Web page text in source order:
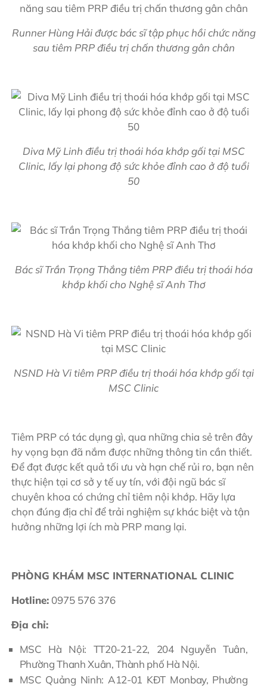
Runner Hùng Hải được bác sĩ tập phục hồi chức năng
sau tiêm PRP điều trị chấn thương gân chân
Diva Mỹ Linh điều trị thoái hóa khớp gối tại MSC
Clinic, lấy lại phong độ sức khỏe đỉnh cao ở độ tuổi
50
Bác sĩ Trần Trọng Thắng tiêm PRP điều trị thoái hóa
khớp khối cho Nghệ sĩ Anh Thơ
NSND Hà Vi tiêm PRP điều trị thoái hóa khớp gối tại
MSC Clinic
Tiêm PRP có tác dụng gì, qua những chia sẻ trên đây
hy vọng bạn đã nắm được những thông tin cần thiết.
Để đạt được kết quả tối ưu và hạn chế rủi ro, bạn nên
thực hiện tại cơ sở y tế uy tín, với đội ngũ bác sĩ
chuyên khoa có chứng chỉ tiêm nội khớp. Hãy lựa
chọn đúng địa chỉ để trải nghiệm sự khác biệt và tận
hưởng những lợi ích mà PRP mang lại.
PHÒNG KHÁM MSC INTERNATIONAL CLINIC
Hotline: 0975 576 376
Địa chỉ:
MSC Hà Nội: TT20-21-22, 204 Nguyễn Tuân,
Phường Thanh Xuân, Thành phố Hà Nội.
MSC Quảng Ninh: A12-01 KĐT Monbay, Phường